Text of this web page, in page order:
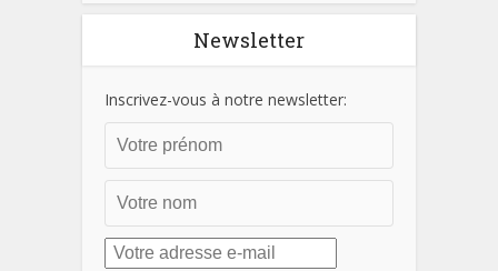
Newsletter
Inscrivez-vous à notre newsletter: